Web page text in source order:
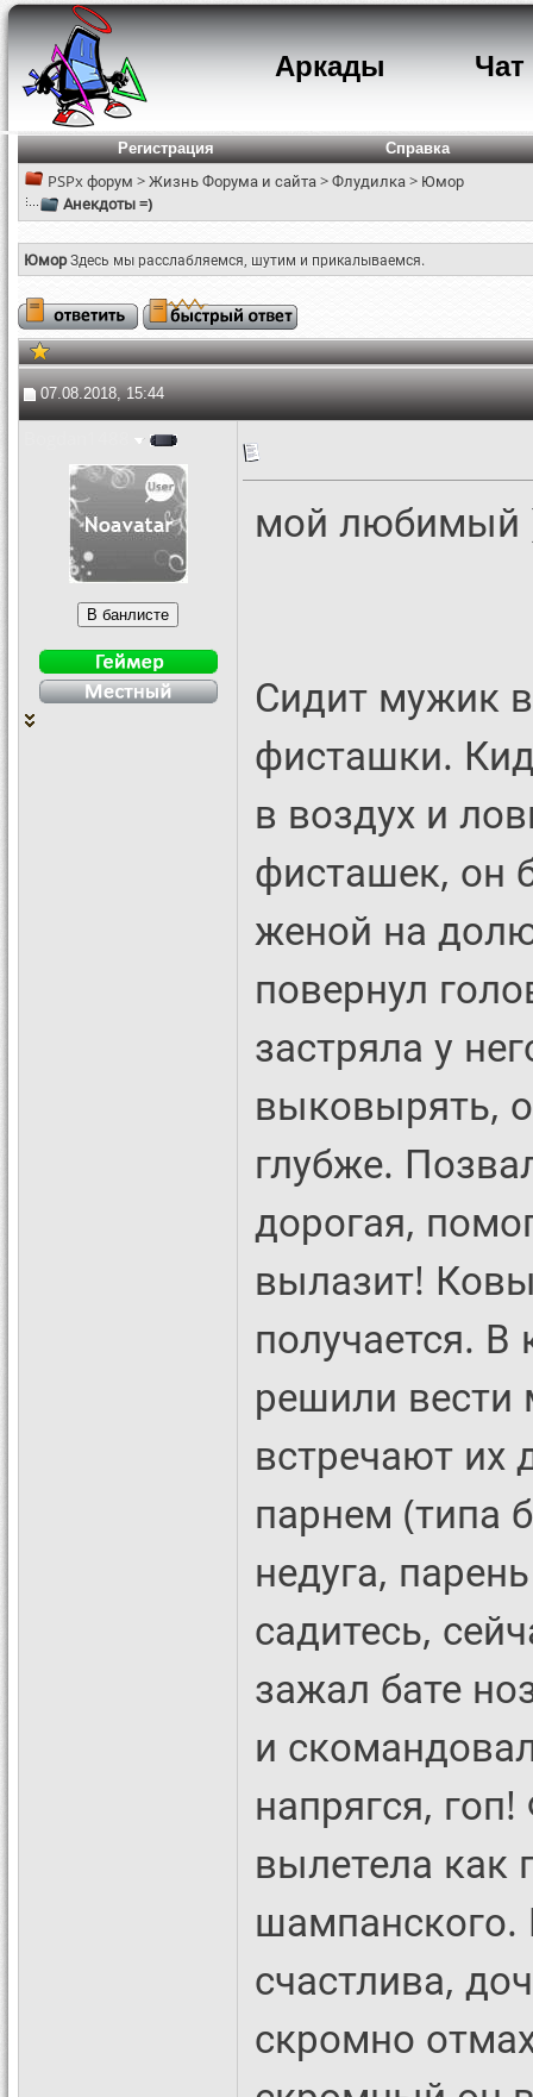
Аркады Чат
Регистрация Справка
PSPx форум >Жизнь Форума и сайта>Флудилка> Юмор
Анекдоты =)
ЮморЗдесь мы расслабляемся, шутим и прикалываемся.
07.08.2018, 15:44
мой любимый
Сидит мужик
фисташки.
в воздух и
фисташек, он
женой на
повернул
застряла у
выковырять,
глубже.
дорогая,
вылазит!
получается. В
решили
встречают их
парнем (типа
недуга,
садитесь,
зажал бате
и
напрягся,
вылетела как
счастлива,
скромно